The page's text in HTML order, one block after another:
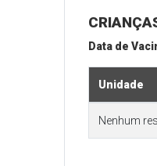
Data de
Unidade
Nenhum